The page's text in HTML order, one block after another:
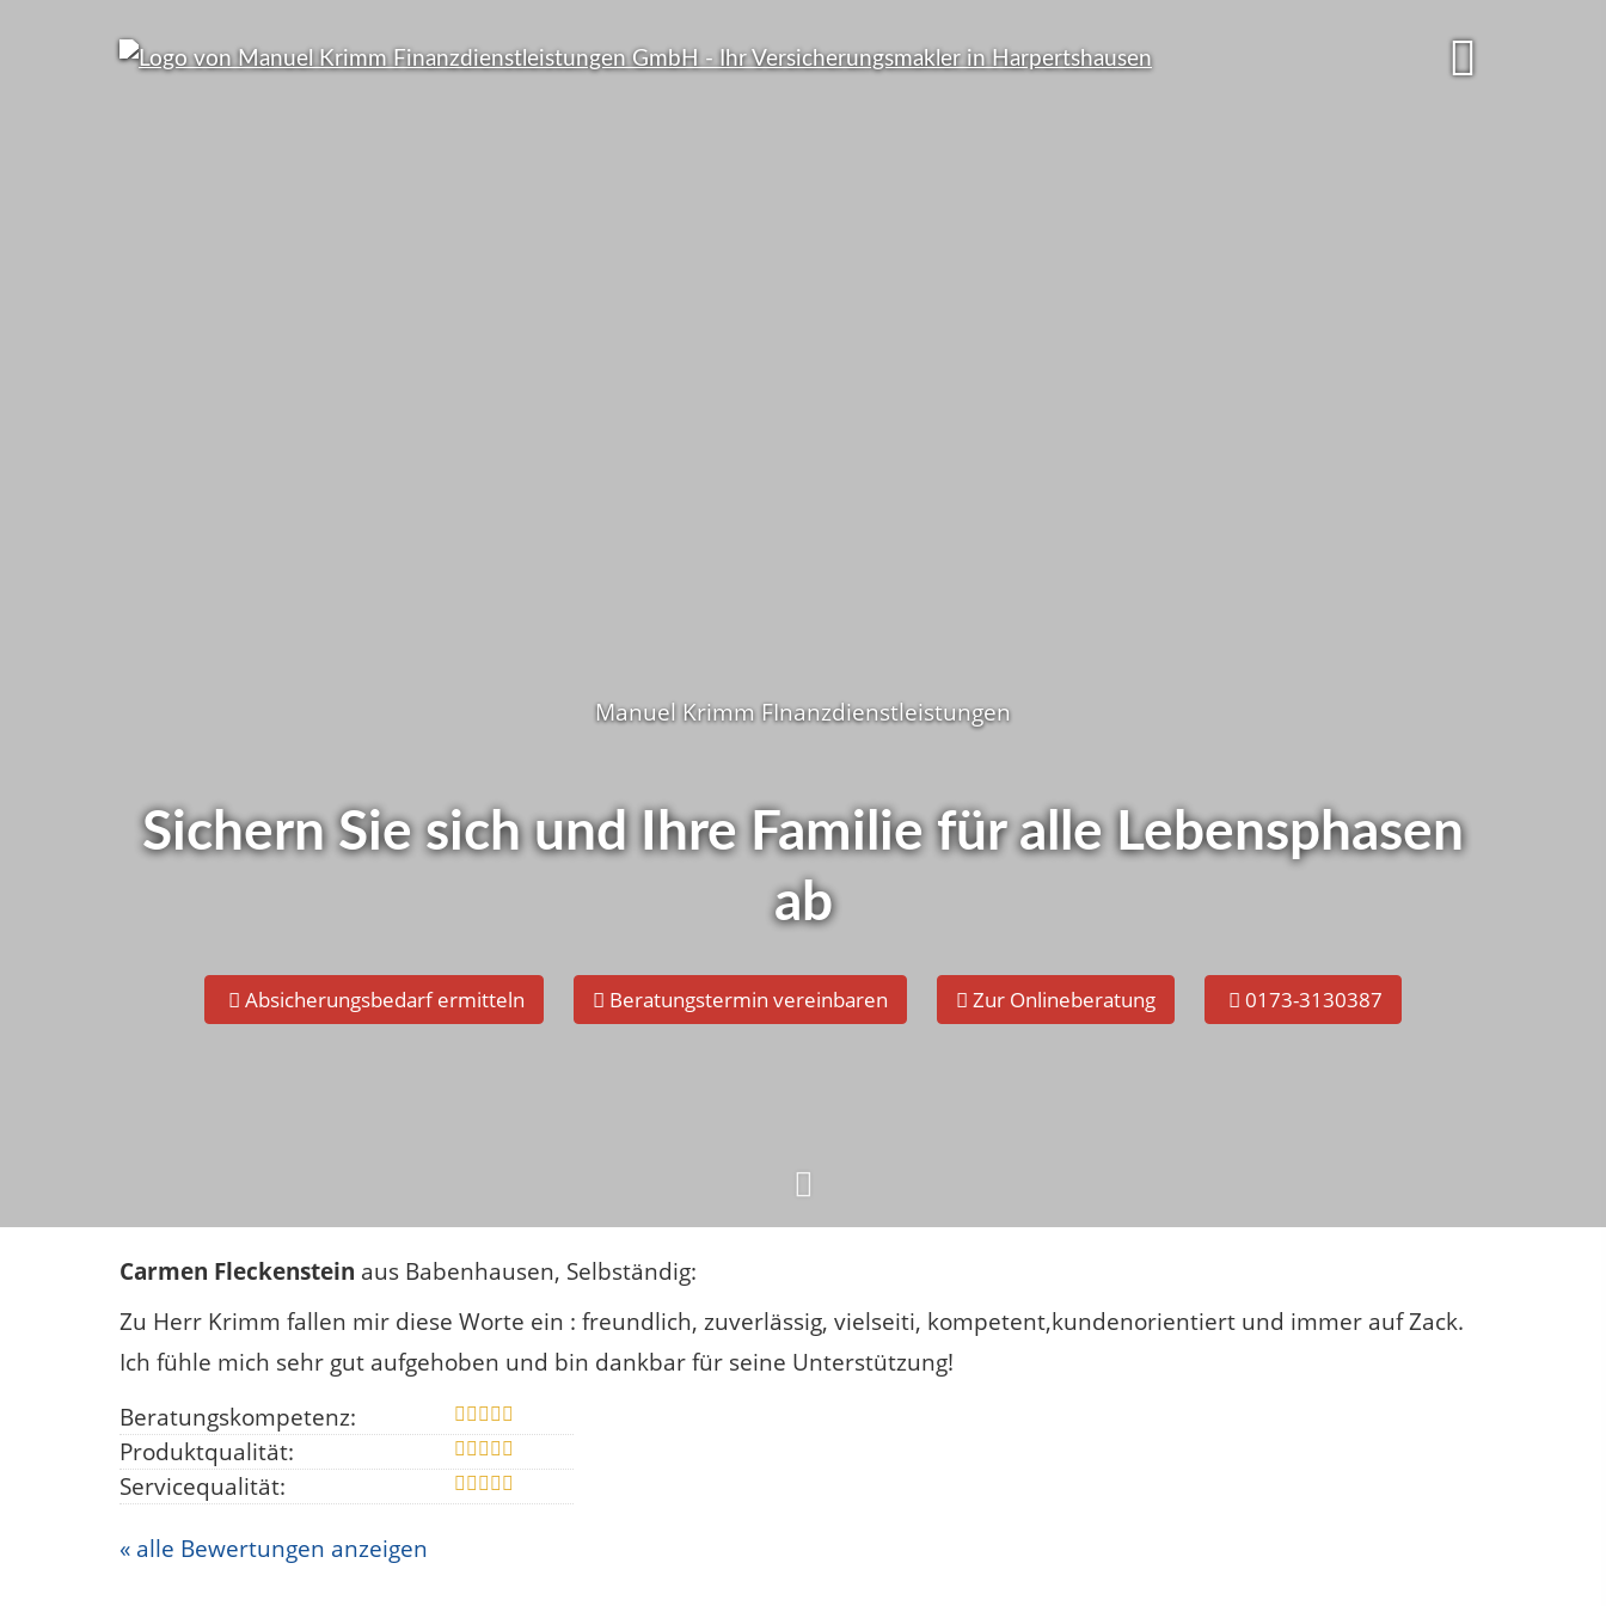
Manuel Krimm FInanzdienstleistungen
Sichern Sie sich und Ihre Familie für alle Lebensphasen
ab
Absicherungsbedarf ermitteln Beratungstermin vereinbaren Zur Onlineberatung 0173-3130387
Wie ist das bei Ihnen ? Wie ist das bei Ihnen ?
Schnelltest - Jetzt gleich selbst checken!
Carmen Fleckenstein aus Babenhausen, Selbständig:
Zu Herr Krimm fallen mir diese Worte ein : freundlich, zuverlässig, vielseiti, kompetent,kundenorientiert und immer auf Zack.
Ich fühle mich sehr gut aufgehoben und bin dankbar für seine Unterstützung!
Beratungskompetenz:
Produktqualität:
Servicequalität:
« alle Bewertungen anzeigen